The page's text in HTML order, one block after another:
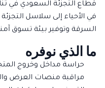
قطاع التجزئة السعودي في
في الأحياء إلى سلاسل
السرقة وتوفير بيئة تسوق
ما الذي نوفره
حراسة مداخل وخروج
مراقبة منصات العرض